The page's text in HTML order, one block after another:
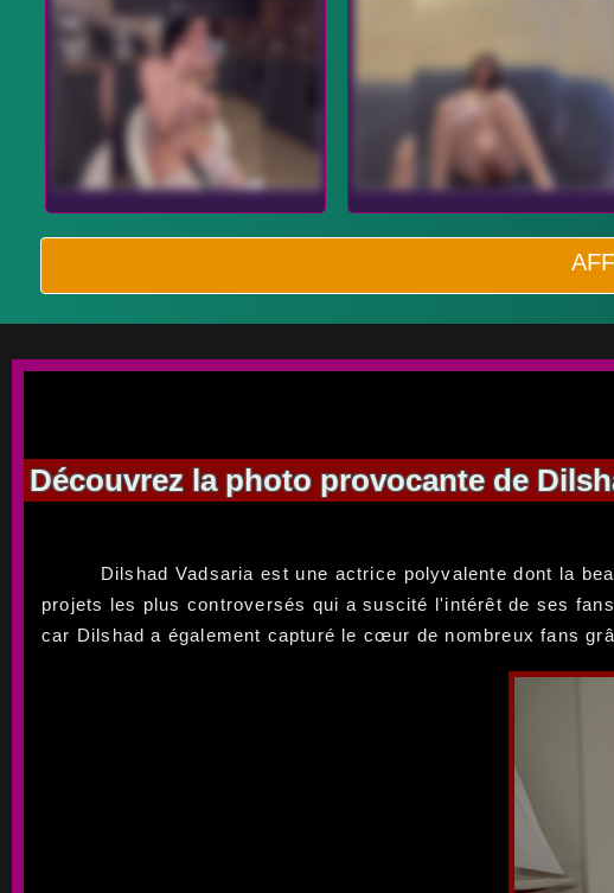
Découvrez la photo provocante de
Dilshad Vadsaria est une actrice polyvalente dont la
projets les plus controversés qui a suscité l'intérêt de ses
car Dilshad a également capturé le cœur de nombreux fans